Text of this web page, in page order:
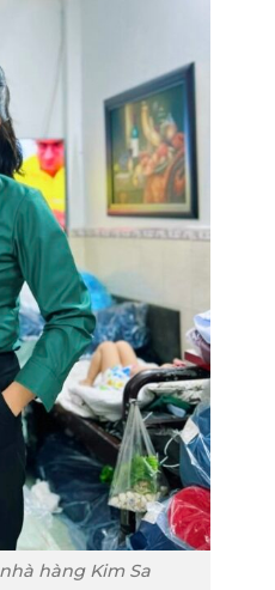
hàng Kim Sa